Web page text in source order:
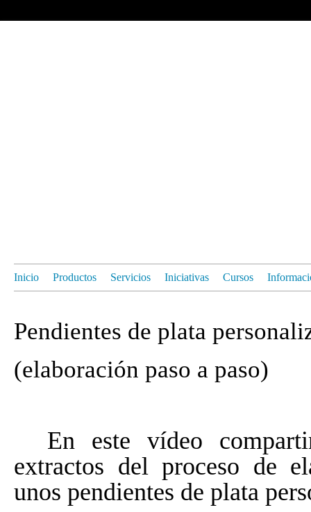
Inicio Productos Servicios Iniciativas Cursos
Pendientes de plata
(elaboración paso a paso)
En este vídeo
extractos del proceso de
unos pendientes de plata